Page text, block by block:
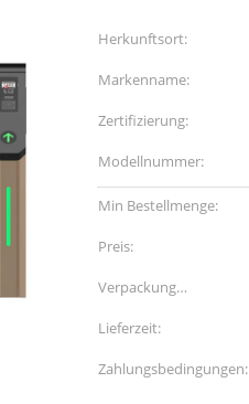
Herkunftsort:
Markenname:
Zertifizierung:
Modellnummer:
Min Bestellmenge:
Preis:
Verpackung
Informationen:
Lieferzeit:
Zahlungsbedingungen: